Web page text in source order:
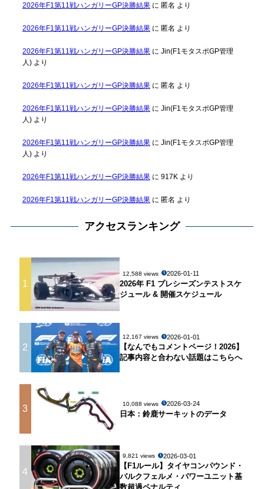
2026年F1第11戦ハンガリーGP決勝結果に 匿名 より
2026年F1第11戦ハンガリーGP決勝結果に 匿名 より
2026年F1第11戦ハンガリーGP決勝結果に Jin(F1モタスポGP管理
人)より
2026年F1第11戦ハンガリーGP決勝結果に 匿名 より
2026年F1第11戦ハンガリーGP決勝結果に Jin(F1モタスポGP管理
人)より
2026年F1第11戦ハンガリーGP決勝結果に Jin(F1モタスポGP管理
人)より
2026年F1第11戦ハンガリーGP決勝結果に 917K より
2026年F1第11戦ハンガリーGP決勝結果に 匿名 より
アクセスランキング
1
12,588 views 2026-01-11
2026年 F1 プレシーズンテストスケ
ジュール & 開催スケジュール
2
12,167 views 2026-01-01
【なんでもコメントページ！2026】
記事内容と合わない話題はこちらへ
3 10,088 views 2026-03-24
日本：鈴鹿サーキットのデータ
4
9,821 views 2026-03-01
【F1ルール】タイヤコンパウンド・
パルクフェルメ・パワーユニット基
数超過ペナルティ